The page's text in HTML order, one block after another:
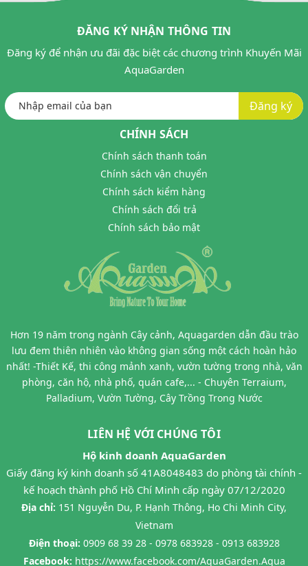
ĐĂNG KÝ NHẬN THÔNG TIN
Đăng ký để nhận ưu đãi đặc biệt các chương trình Khuyến Mãi
AquaGarden
Đăng ký
CHÍNH SÁCH
Chính sách thanh toán
Chính sách vận chuyển
Chính sách kiểm hàng
Chính sách đổi trả
Chính sách bảo mật
Hơn 19 năm trong ngành Cây cảnh, Aquagarden dẫn đầu trào
lưu đem thiên nhiên vào không gian sống một cách hoàn hảo
nhất! -Thiết Kế, thi công mảnh xanh, vườn tường trong nhà, văn
phòng, căn hộ, nhà phố, quán cafe,... - Chuyên Terraium,
Palladium, Vườn Tường, Cây Trồng Trong Nước
LIÊN HỆ VỚI CHÚNG TÔI
Hộ kinh doanh AquaGarden
Giấy đăng ký kinh doanh số 41A8048483 do phòng tài chính -
kế hoạch thành phố Hồ Chí Minh cấp ngày 07/12/2020
Địa chỉ: 151 Nguyễn Du, P. Hạnh Thông, Ho Chi Minh City,
Vietnam
Điện thoại: 0909 68 39 28 - 0978 683928 - 0913 683928
Facebook: https://www.facebook.com/AquaGarden.Aqua